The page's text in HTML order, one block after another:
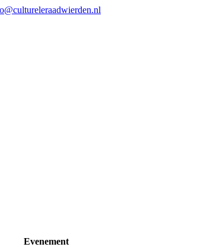
Evenement